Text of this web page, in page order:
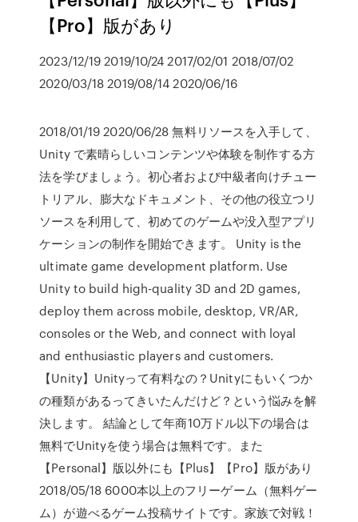
【Pro】版があり
2023/12/19 2019/10/24 2017/02/01 2018/07/02
2020/03/18 2019/08/14 2020/06/16
2018/01/19 2020/06/28 無料リソースを入手して、
Unity で素晴らしいコンテンツや体験を制作する方
法を学びましょう。初心者および中級者向けチュー
トリアル、膨大なドキュメント、その他の役立つリ
ソースを利用して、初めてのゲームや没入型アプリ
ケーションの制作を開始できます。 Unity is the
ultimate game development platform. Use
Unity to build high-quality 3D and 2D games,
deploy them across mobile, desktop, VR/AR,
consoles or the Web, and connect with loyal
and enthusiastic players and customers.
【Unity】Unityって有料なの？Unityにもいくつか
の種類があるってきいたんだけど？という悩みを解
決します。 結論として年商10万ドル以下の場合は
無料でUnityを使う場合は無料です。また
【Personal】版以外にも【Plus】【Pro】版があり
2018/05/18 6000本以上のフリーゲーム（無料ゲー
ム）が遊べるゲーム投稿サイトです。家族で対戦！